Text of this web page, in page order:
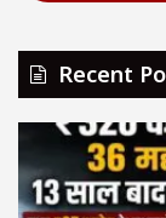
Recent